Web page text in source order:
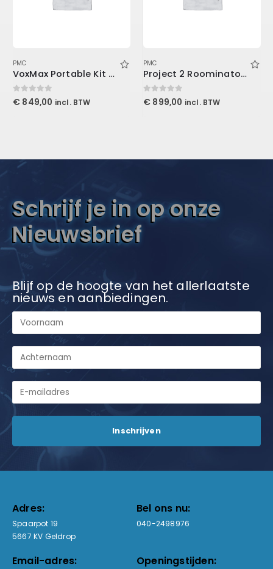
PMC
VoxMax Portable Kit 2-ProMax V2, 1-Mudguard V2, 2-Stand Mount LENRD
0out of 5
€ 849,00 incl. BTW
PMC
Project 2 Roominator Kit Burgundy
0out of 5
€ 899,00 incl. BTW
Schrijf je in op onze
Nieuwsbrief
Blijf op de hoogte van het allerlaatste
nieuws en aanbiedingen.
Adres:
Spaarpot 19
5667 KV Geldrop
Bel ons nu:
040-2498976
Email-adres: Openingstijden: